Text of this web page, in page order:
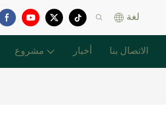
لغة
مشروع أخبار الاتصال بنا